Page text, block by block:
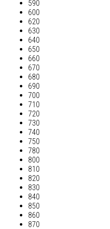
590
600
620
630
640
650
660
670
680
690
700
710
720
730
740
750
780
800
810
820
830
840
850
860
870